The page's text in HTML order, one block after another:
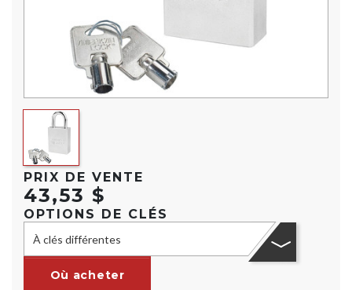
PRIX DE VENTE
43,53 $
OPTIONS DE CLÉS
À clés différentes
Où acheter